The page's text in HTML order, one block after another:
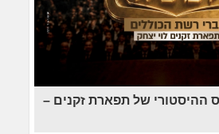
ההיסטורי של תפארת זקנים –